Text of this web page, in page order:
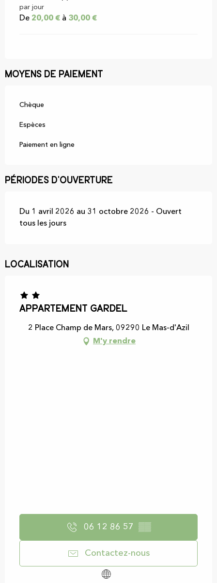
par jour
De 20,00 € à 30,00 €
Moyens de paiement
Chèque
Espèces
Paiement en ligne
Périodes d'ouverture
Du 1 avril 2026 au 31 octobre 2026 - Ouvert
tous les jours
Localisation
Appartement Gardel
2 Place Champ de Mars, 09290 Le Mas-d'Azil
M'y rendre
06 12 86 57 ▒▒
Contactez-nous